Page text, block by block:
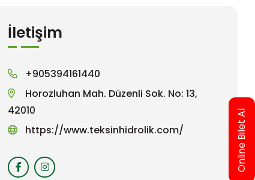
İletişim
+905394161440
Horozluhan Mah. Düzenli Sok. No: 13,
42010
https://www.teksinhidrolik.com/
Online Bilet Al